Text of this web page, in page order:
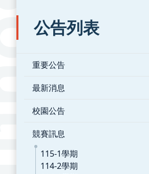
公告列表
重要公告
最新消息
校園公告
競賽訊息
115-1學期
114-2學期